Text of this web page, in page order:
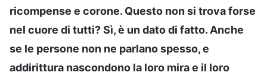
ricompense e corone. Questo non si trova forse
nel cuore di tutti? Sì, è un dato di fatto. Anche
se le persone non ne parlano spesso, e
addirittura nascondono la loro mira e il loro